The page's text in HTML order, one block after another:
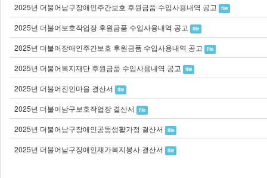
2025년 더불어남구장애인주간보호 후원금품 수입사용내역 공고 file
2025년 더불어보호작업장 후원금품 수입사용내역 공고 file
2025년 더불어장애인주간보호 후원금품 수입사용내역 공고 file
2025년 더불어복지재단 후원금품 수입사용내역 공고 file
2025년 더불어진인마을 결산서 file
2025년 더불어남구보호작업장 결산서 file
2025년 더불어남구장애인공동생활가정 결산서 file
2025년 더불어남구장애인재가복지봉사 결산서 file